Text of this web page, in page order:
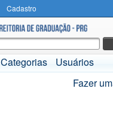
Cadastro
Categorias
Usuários
Fazer